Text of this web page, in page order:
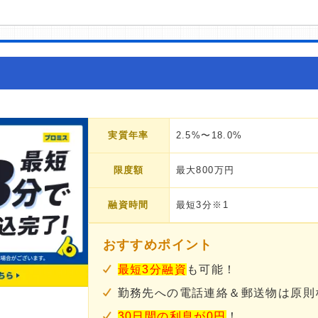
実質年率 2.5%〜18.0%
限度額 最大800万円
融資時間 最短3分※1
おすすめポイント
最短3分融資 も可能！
勤務先への電話連絡＆郵送物は原則